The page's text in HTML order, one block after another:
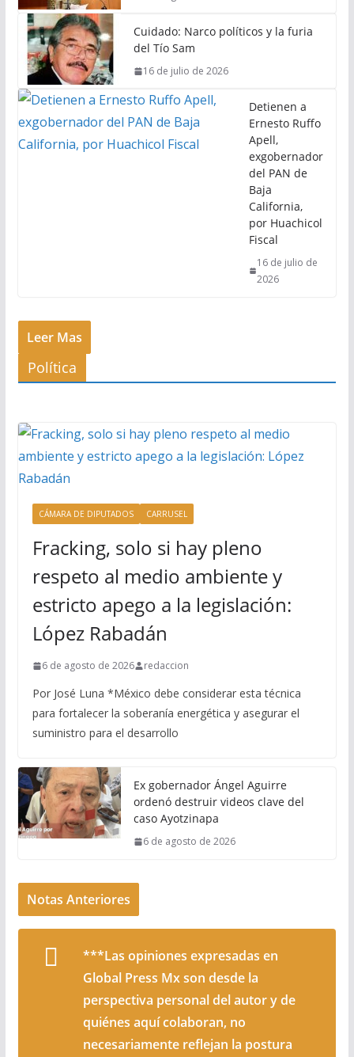
Cuidado: Narco políticos y la furia
del Tío Sam
16 de julio de 2026
Detienen a
Ernesto Ruffo
Apell,
exgobernador
del PAN de
Baja
California,
por Huachicol
Fiscal
16 de julio de
2026
Leer Mas
Política
CÁMARA DE DIPUTADOS CARRUSEL
Fracking, solo si hay pleno
respeto al medio ambiente y
estricto apego a la legislación:
López Rabadán
6 de agosto de 2026 redaccion
Por José Luna *México debe considerar esta técnica
para fortalecer la soberanía energética y asegurar el
suministro para el desarrollo
Ex gobernador Ángel Aguirre
ordenó destruir videos clave del
caso Ayotzinapa
6 de agosto de 2026
Notas Anteriores
***Las opiniones expresadas en
Global Press Mx son desde la
perspectiva personal del autor y de
quiénes aquí colaboran, no
necesariamente reflejan la postura